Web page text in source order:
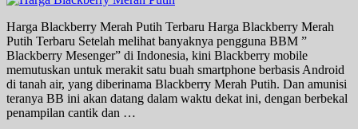
Harga Blackberry Merah Putih Terbaru Harga Blackberry Merah
Putih Terbaru Setelah melihat banyaknya pengguna BBM ”
Blackberry Mesenger” di Indonesia, kini Blackberry mobile
memutuskan untuk merakit satu buah smartphone berbasis Android
di tanah air, yang diberinama Blackberry Merah Putih. Dan amunisi
teranya BB ini akan datang dalam waktu dekat ini, dengan berbekal
penampilan cantik dan …